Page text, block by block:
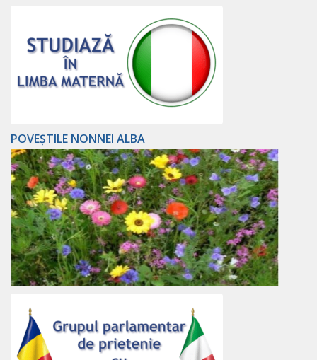
POVEȘTILE NONNEI ALBA